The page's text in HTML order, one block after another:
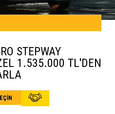
STEPWAY
1.535.000 TL'DEN